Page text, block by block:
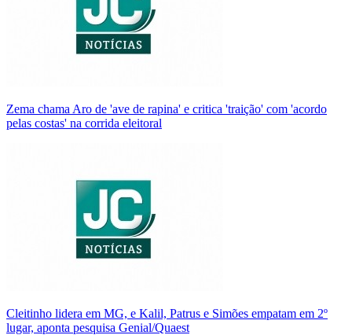
Zema chama Aro de 'ave de rapina' e critica 'traição' com 'acordo
pelas costas' na corrida eleitoral
Cleitinho lidera em MG, e Kalil, Patrus e Simões empatam em 2º
lugar, aponta pesquisa Genial/Quaest